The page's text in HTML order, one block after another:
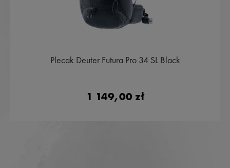
Plecak Deuter Futura Pro 34 SL Black
1 149,00 zł